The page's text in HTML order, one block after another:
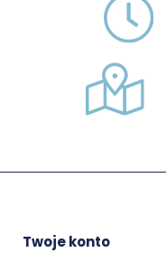
Twoje konto